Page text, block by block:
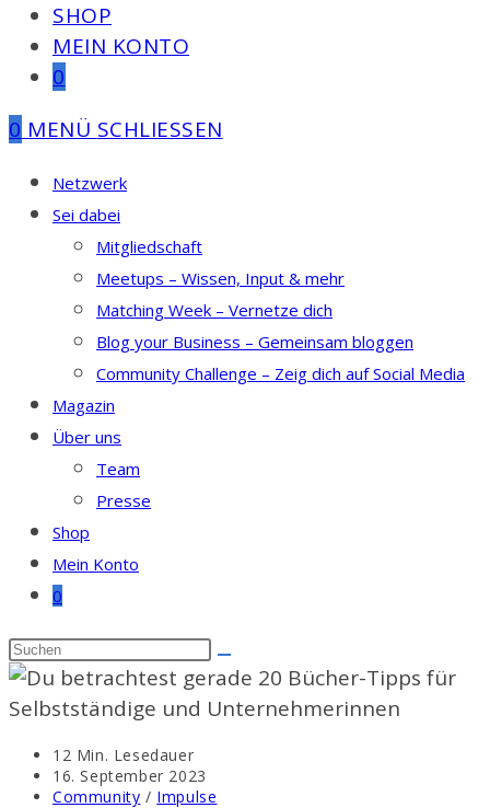
SHOP
MEIN KONTO
0
0 MENÜ SCHLIESSEN
Netzwerk
Sei dabei
Mitgliedschaft
Meetups – Wissen, Input & mehr
Matching Week – Vernetze dich
Blog your Business – Gemeinsam bloggen
Community Challenge – Zeig dich auf Social Media
Magazin
Über uns
Team
Presse
Shop
Mein Konto
0
Lesedauer:
12 Min. Lesedauer
Beitrag
veröffentlicht:
16. September 2023
Beitrags-
Community / Impulse